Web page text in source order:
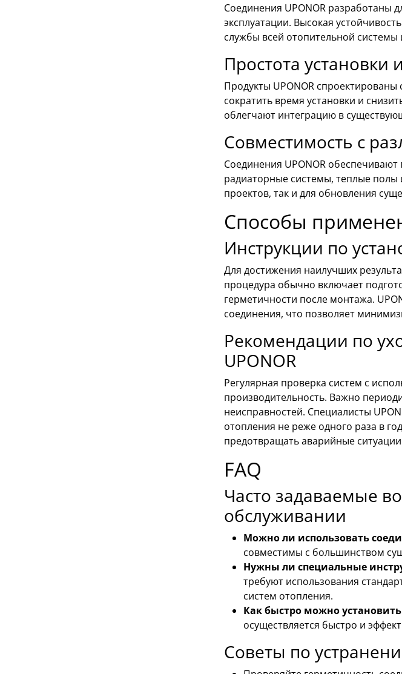
Соединения UPONOR разработаны
эксплуатации. Высокая
службы всей отопительной
Простота установки
Продукты UPONOR
сократить время установки и
облегчают интеграцию в
Совместимость с
Соединения UPONOR
радиаторные системы, теплые полы
проектов, так и для обновления
Способы
Инструкции по
Для достижения наилучших
процедура обычно включает
герметичности после монтажа.
соединения, что позволяет
Рекомендации по
UPONOR
Регулярная проверка систем с
производительность. Важно
неисправностей. Специалисты
отопления не реже одного раза в
предотвращать аварийные
FAQ
Часто задаваемые
обслуживании
Можно ли использовать
совместимы с большинством
Нужны ли специальные
требуют использования
систем отопления.
Как быстро можно
осуществляется быстро и
Советы по